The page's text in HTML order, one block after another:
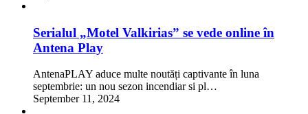
Serialul „Motel Valkirias” se vede online în
Antena Play
AntenaPLAY aduce multe noutăți captivante în luna
septembrie: un nou sezon incendiar si pl…
September 11, 2024